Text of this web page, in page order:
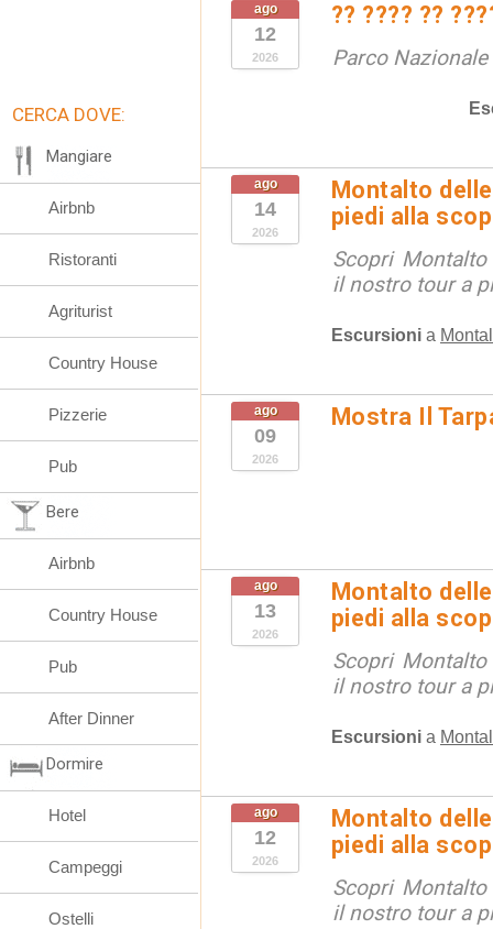
ago
12
2026
?? ???? ??
Parco
ago
14
2026
Montalto
piedi alla
Scopri
il nostro tour a
Escursioni a
ago
09
2026
Mostra Il
ago
13
2026
Montalto
piedi alla
Scopri
il nostro tour a
Escursioni a
ago
12
2026
Montalto
piedi alla
Scopri
il nostro tour a
CERCA DOVE:
Mangiare
Airbnb
Ristoranti
Agriturist
Country House
Pizzerie
Pub
Bere
Airbnb
Country House
Pub
After Dinner
Dormire
Hotel
Campeggi
Ostelli